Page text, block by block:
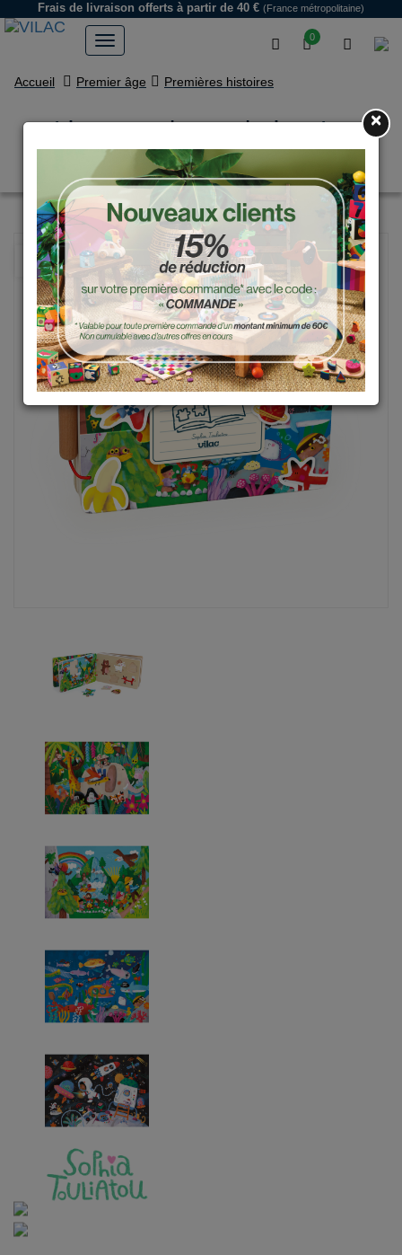
0
Frais de livraison offerts à partir de 40 € (France métropolitaine)
Accueil Premier âge Premières histoires
Livre puzzles en bois – Le
voyage
NOUVEAU
×